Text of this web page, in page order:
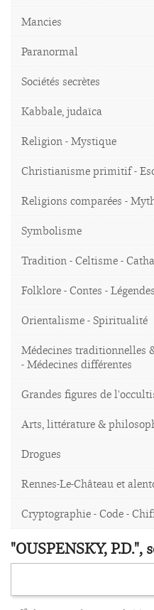
Mancies
Paranormal
Sociétés secrètes
Kabbale, judaïca
Religion - Mystique
Christianisme primitif -
Religions comparées -
Symbolisme
Tradition - Celtisme -
Folklore - Contes - Légendes
Orientalisme - Spiritualité
Médecines traditionnelles
- Médecines différentes
Grandes figures de
Arts, littérature &
Drogues
Rennes-Le-Château et
Cryptographie - Code -
"OUSPENSKY, P.D.",